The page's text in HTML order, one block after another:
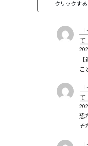
クリックす
て
こ
て
恐
そ